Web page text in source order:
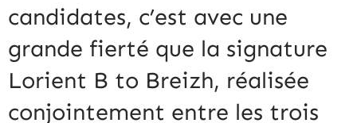
candidates, c’est avec une
grande fierté que la signature
Lorient B to Breizh, réalisée
conjointement entre les trois